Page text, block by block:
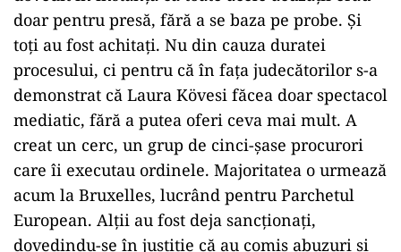
doar pentru presă, fără a se baza pe probe. Și
toți au fost achitați. Nu din cauza duratei
procesului, ci pentru că în fața judecătorilor s-a
demonstrat că Laura Kövesi făcea doar spectacol
mediatic, fără a putea oferi ceva mai mult. A
creat un cerc, un grup de cinci-șase procurori
care îi executau ordinele. Majoritatea o urmează
acum la Bruxelles, lucrând pentru Parchetul
European. Alții au fost deja sancționați,
dovedindu-se în justiție că au comis abuzuri și